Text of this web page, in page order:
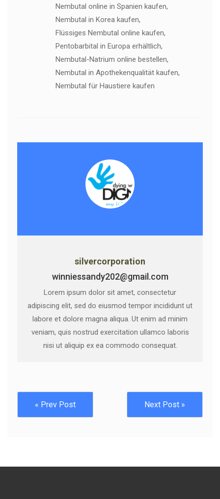
Nembutal online in Spanien kaufen,
Nembutal in Korea kaufen,
Flüssiges Nembutal online kaufen,
Pentobarbital in Europa erhältlich,
Nembutal-Natrium online bestellen,
Nembutal in Apothekenqualität kaufen,
Nembutal für Haustiere kaufen
silvercorporation
winniessandy202@gmail.com
Lorem ipsum dolor sit amet, consectetur
adipiscing elit, sed do eiusmod tempor incididunt ut
labore et dolore magna aliqua. Ut enim ad minim
veniam, quis nostrud exercitation ullamco laboris
nisi ut aliquip ex ea commodo consequat.
« Prev Post Next Post »